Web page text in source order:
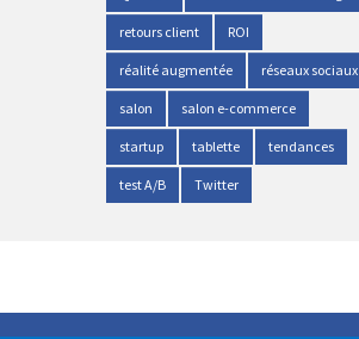
retours client ROI
réalité augmentée réseaux sociaux
salon salon e-commerce
startup tablette tendances
test A/B Twitter